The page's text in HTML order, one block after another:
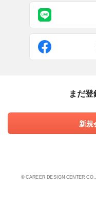
まだ
新規
© CAREER DESIGN CENTER